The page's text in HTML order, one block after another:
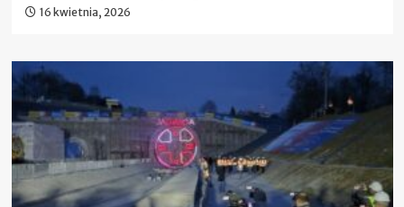
16 kwietnia, 2026